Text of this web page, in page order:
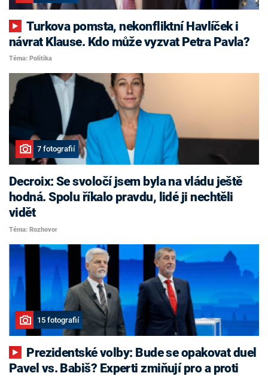
Turkova pomsta, nekonfliktní Havlíček i
návrat Klause. Kdo může vyzvat Petra Pavla?
Téma: Politika
7 fotografií
Decroix: Se svoločí jsem byla na vládu ještě
hodná. Spolu říkalo pravdu, lidé ji nechtěli
vidět
Téma: Rozhovor
15 fotografií
Pavel vs. Babiš? Experti zmiňují pro a proti